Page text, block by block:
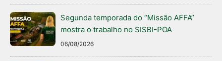
Segunda temporada do “Missão AFFA”
mostra o trabalho no SISBI-POA
06/08/2026